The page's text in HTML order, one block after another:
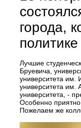
города,
Лучшие
Бруевича,
университета им.
университета им.
университета, -
Особенно
Пожелаем же